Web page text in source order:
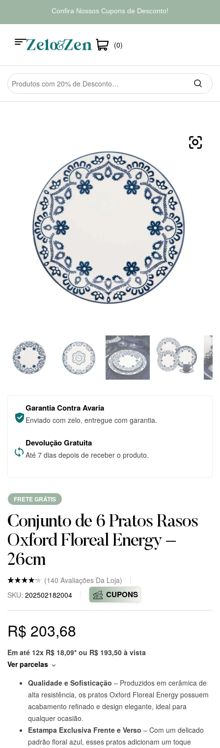
Confira Nossos Cupons de Desconto!
(0)
Garantia Contra Avaria
Enviado com zelo, entregue com garantia.
Devolução Gratuita
Até 7 dias depois de receber o produto.
FRETE GRÁTIS
Conjunto de 6 Pratos Rasos
Oxford Floreal Energy –
26cm
Nota 4.8
de 5
em
es
5
de
clientes
em
ace.
(140 Avaliações Da Loja)
SKU: 202502182004 CUPONS
R$ 203,68
Em até 12x R$ 18,09* ou R$ 193,50 à vista
Ver parcelas
Qualidade e Sofisticação – Produzidos em cerâmica de
alta resistência, os pratos Oxford Floreal Energy possuem
acabamento refinado e design elegante, ideal para
qualquer ocasião.
Estampa Exclusiva Frente e Verso – Com um delicado
padrão floral azul, esses pratos adicionam um toque